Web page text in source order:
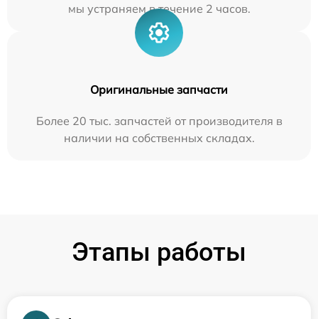
мы устраняем в течение 2 часов.
Оригинальные запчасти
Более 20 тыс. запчастей от производителя в
наличии на собственных складах.
Этапы работы